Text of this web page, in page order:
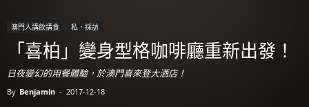
澳門人講飲講食 私．採訪
「喜柏」變身型格咖啡廳重新出發！
日夜變幻的用餐體驗，於澳門喜來登大酒店！
By Benjamin - 2017-12-18